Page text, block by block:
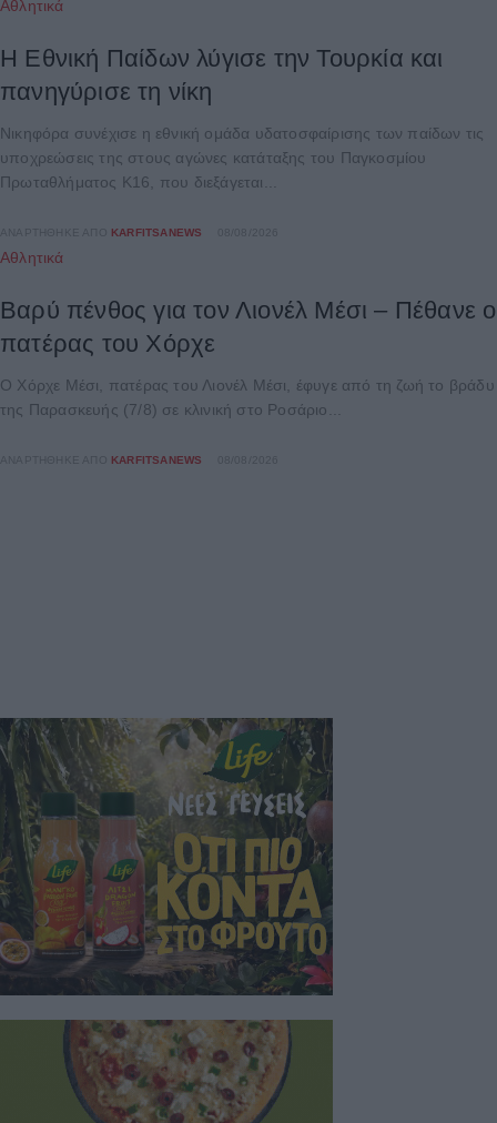
Αθλητικά
Η Εθνική Παίδων λύγισε την Τουρκία και
πανηγύρισε τη νίκη
Νικηφόρα συνέχισε η εθνική ομάδα υδατοσφαίρισης των παίδων τις
υποχρεώσεις της στους αγώνες κατάταξης του Παγκοσμίου
Πρωταθλήματος Κ16, που διεξάγεται...
ΑΝΑΡΤΉΘΗΚΕ ΑΠΌ KARFITSANEWS
Αθλητικά
Βαρύ πένθος για τον Λιονέλ Μέσι – Πέθανε ο
πατέρας του Χόρχε
Ο Χόρχε Μέσι, πατέρας του Λιονέλ Μέσι, έφυγε από τη ζωή το βράδυ
της Παρασκευής (7/8) σε κλινική στο Ροσάριο...
KARFITSANEWS